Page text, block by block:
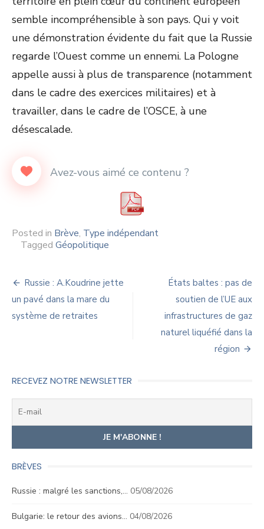
semble incompréhensible à son pays. Qui y voit
une démonstration évidente du fait que la Russie
regarde l’Ouest comme un ennemi. La Pologne
appelle aussi à plus de transparence (notamment
dans le cadre des exercices militaires) et à
travailler, dans le cadre de l’OSCE, à une
désescalade.
Posted in Brève, Type indépendant
Tagged Géopolitique
Navigation
de
l’article
Russie : A.Koudrine jette
un pavé dans la mare du
système de retraites
États baltes : pas de
soutien de l’UE aux
infrastructures de gaz
naturel liquéfié dans la
région
RECEVEZ NOTRE NEWSLETTER
BRÈVES
Russie : malgré les sanctions,… 05/08/2026
Bulgarie: le retour des avions… 04/08/2026